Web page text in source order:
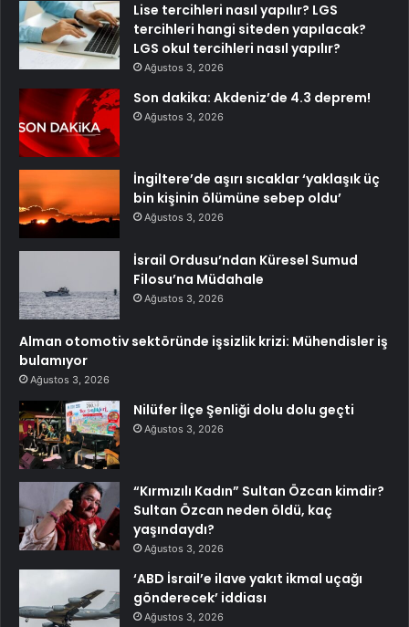
Lise tercihleri nasıl yapılır? LGS
tercihleri hangi siteden yapılacak?
LGS okul tercihleri nasıl yapılır?
Ağustos 3, 2026
Son dakika: Akdeniz’de 4.3 deprem!
Ağustos 3, 2026
İngiltere’de aşırı sıcaklar ‘yaklaşık üç
bin kişinin ölümüne sebep oldu’
Ağustos 3, 2026
İsrail Ordusu’ndan Küresel Sumud
Filosu’na Müdahale
Ağustos 3, 2026
Alman otomotiv sektöründe işsizlik krizi: Mühendisler iş
bulamıyor
Ağustos 3, 2026
Nilüfer İlçe Şenliği dolu dolu geçti
Ağustos 3, 2026
“Kırmızılı Kadın” Sultan Özcan kimdir?
Sultan Özcan neden öldü, kaç
yaşındaydı?
Ağustos 3, 2026
‘ABD İsrail’e ilave yakıt ikmal uçağı
gönderecek’ iddiası
Ağustos 3, 2026